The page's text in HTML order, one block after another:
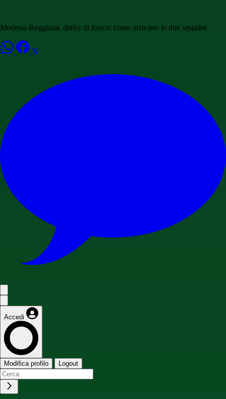
Modena-Reggiana, derby di fuoco: come arrivano le due squadre
Accedi
Modifica profilo Logout